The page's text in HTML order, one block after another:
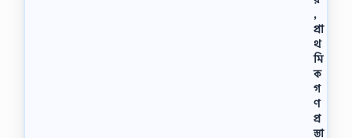
,
প্রা
থ
মি
ক
গ
ণ
প্র
স্তা